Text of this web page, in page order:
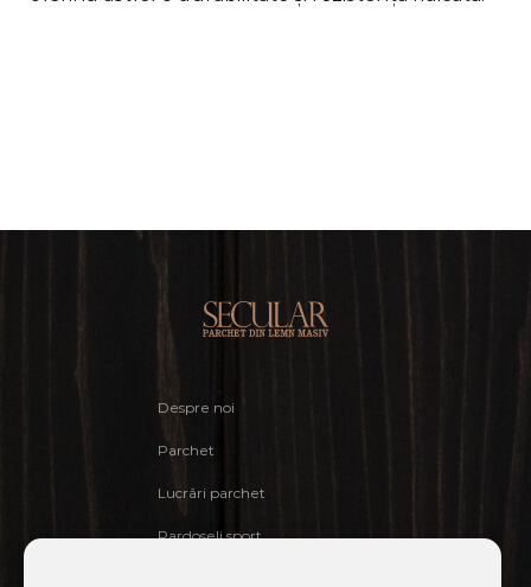
Despre noi
Parchet
Lucrări parchet
Pardoseli sport